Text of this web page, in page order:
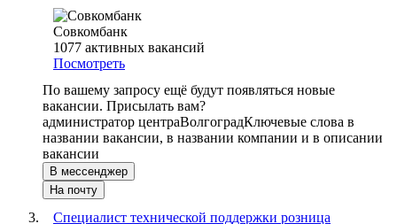
Совкомбанк
1077 активных вакансий
Посмотреть
По вашему запросу ещё будут появляться новые
вакансии. Присылать вам?
администратор центраВолгоградКлючевые слова в
названии вакансии, в названии компании и в описании
вакансии
В мессенджер
На почту
Специалист технической поддержки розница